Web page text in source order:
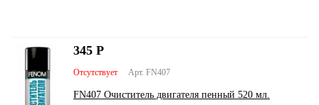
Арт. FN407
Отсутствует
FN407 Очиститель двигателя пенный 520 мл.
345 Р